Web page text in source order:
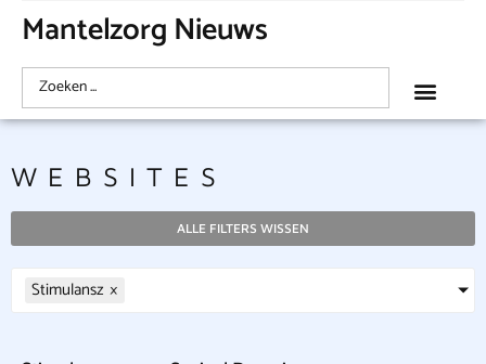
Mantelzorg Nieuws
WEBSITES
ALLE FILTERS WISSEN
Stimulansz ×